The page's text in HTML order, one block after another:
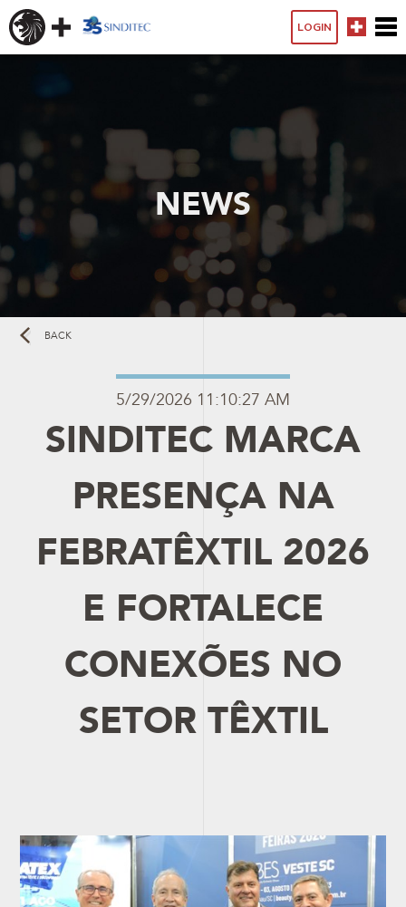
LOGIN
NEWS
BACK
5/29/2026 11:10:27 AM
SINDITEC MARCA
PRESENÇA NA
FEBRATÊXTIL 2026
E FORTALECE
CONEXÕES NO
SETOR TÊXTIL